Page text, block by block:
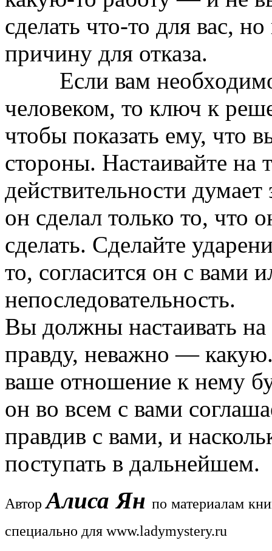
сделать что-то для вас,
причину для отказа.
Если вам необходимо
человеком, то ключ к
чтобы показать ему, что
стороны. Настаивайте на
действительности
он сделал только то, что
сделать. Сделайте
то, согласится он с вами
непоследовательность.
Вы должны настаивать
правду, неважно — какую.
ваше отношение к нему
он во всем с вами
правдив с вами, и
поступать в дальнейшем.
АвторАлиса Ян по материалам
специально для www.ladymystery.ru